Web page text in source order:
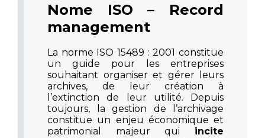
Nome ISO – Record
management
La norme ISO 15489 : 2001 constitue
un guide pour les entreprises
souhaitant organiser et gérer leurs
archives, de leur création à
l’extinction de leur utilité. Depuis
toujours, la gestion de l’archivage
constitue un enjeu économique et
patrimonial majeur qui incite